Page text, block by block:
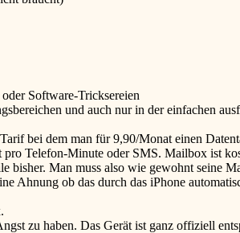
Software-Tricksereien
und auch nur in der einfachen
bei dem man für 9,90/Monat einen
Telefon-Minute oder SMS. Mailbox ist
bisher. Man muss also wie gewohnt seine
Ahnung ob das durch das iPhone
zu haben. Das Gerät ist ganz offiziell